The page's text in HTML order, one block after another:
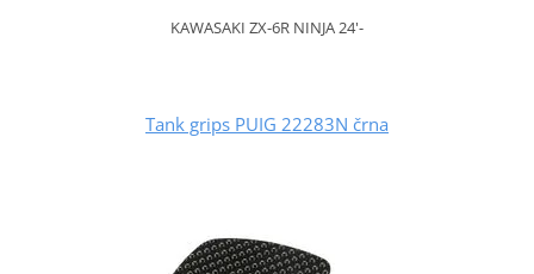
KAWASAKI ZX-6R NINJA 24'-
Tank grips PUIG 22283N črna